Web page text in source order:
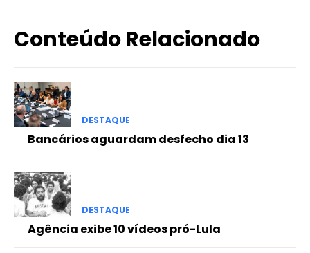
Conteúdo Relacionado
DESTAQUE
Bancários aguardam desfecho dia 13
DESTAQUE
Agência exibe 10 vídeos pró-Lula